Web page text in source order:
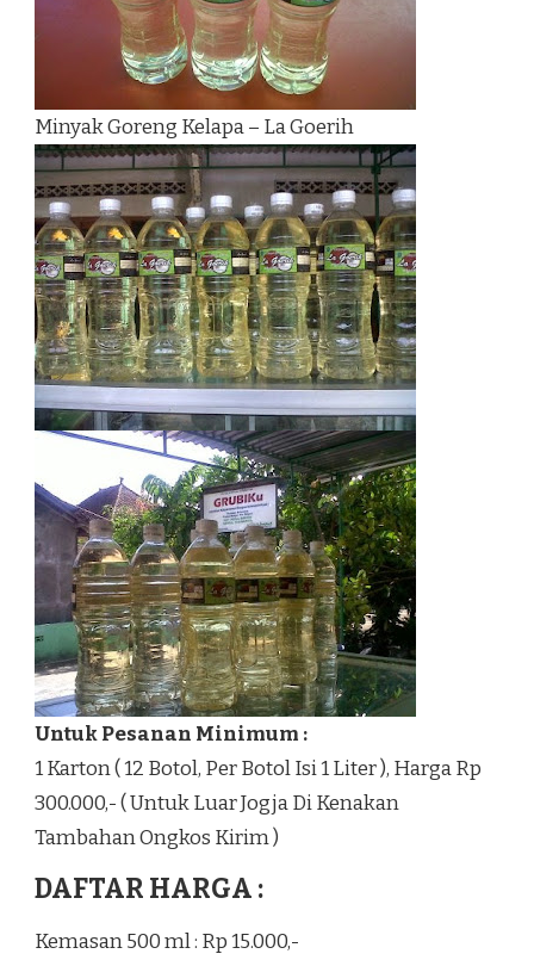
Minyak Goreng Kelapa – La Goerih
Untuk Pesanan Minimum :
1 Karton ( 12 Botol, Per Botol Isi 1 Liter ), Harga Rp
300.000,- ( Untuk Luar Jogja Di Kenakan
Tambahan Ongkos Kirim )
DAFTAR HARGA :
Kemasan 500 ml : Rp 15.000,-